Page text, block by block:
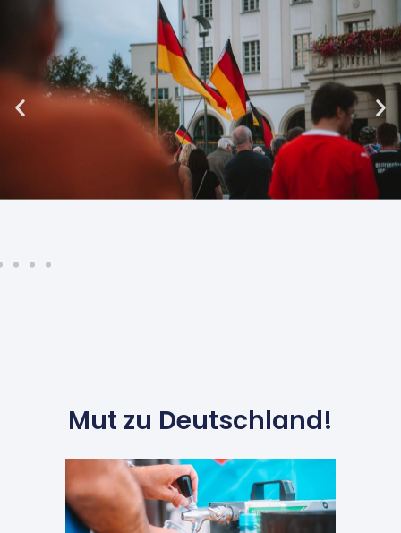
Mut zu Deutschland!